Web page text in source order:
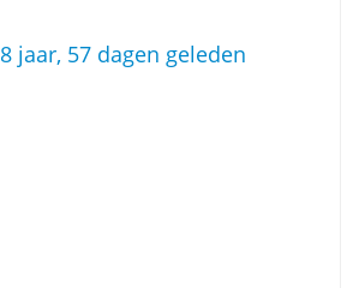
8 jaar, 57 dagen geleden